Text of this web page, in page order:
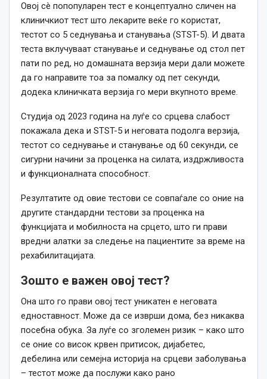
Овој сè попопуларен тест е концептуално сличен на
клиничкиот тест што лекарите веќе го користат,
тестот со 5 седнувања и станувања (STST-5). И двата
теста вклучуваат станување и седнување од стол пет
пати по ред, но домашната верзија мери дали можете
да го направите тоа за помалку од пет секунди,
додека клиничката верзија го мери вкупното време.
Студија од 2023 година на луѓе со срцева слабост
покажала дека и STST-5 и неговата подолга верзија,
тестот со седнување и станување од 60 секунди, се
сигурни начини за проценка на силата, издржливоста
и функционалната способност.
Резултатите од овие тестови се совпаѓале со оние на
другите стандардни тестови за проценка на
функцијата и мобилноста на срцето, што ги прави
вредни алатки за следење на пациентите за време на
рехабилитацијата.
Зошто е важен овој тест?
Она што го прави овој тест уникатен е неговата
едноставност. Може да се изврши дома, без никаква
посебна обука. За луѓе со зголемен ризик – како што
се оние со висок крвен притисок, дијабетес,
дебелина или семејна историја на срцеви заболувања
– тестот може да послужи како рано